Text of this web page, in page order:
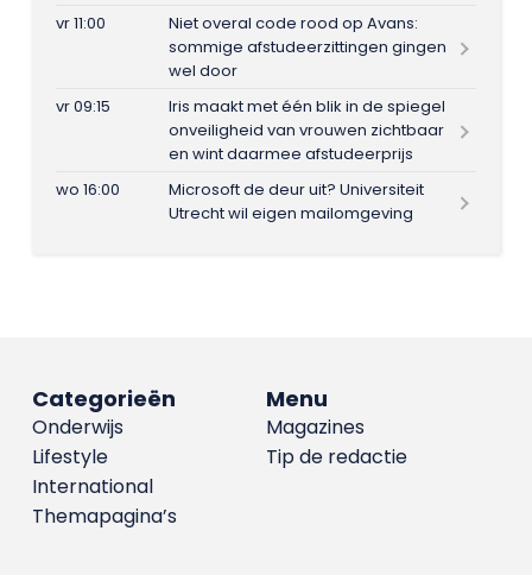
vr 11:00
Niet overal code rood op Avans:
sommige afstudeerzittingen gingen
wel door
vr 09:15
Iris maakt met één blik in de spiegel
onveiligheid van vrouwen zichtbaar
en wint daarmee afstudeerprijs
wo 16:00
Microsoft de deur uit? Universiteit
Utrecht wil eigen mailomgeving
Menu
Magazines
Tip de redactie
Categorieën
Onderwijs
Lifestyle
International
Themapagina’s